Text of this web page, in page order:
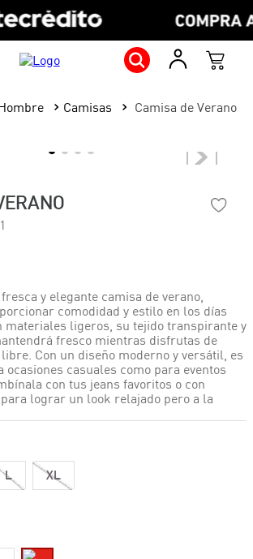
Camisas Camisa de Verano
y elegante camisa de verano,
comodidad y estilo en los días
materiales ligeros, su tejido transpirante y
fresco mientras disfrutas de
Con un diseño moderno y versátil, es
ocasiones casuales como para eventos
con tus jeans favoritos o con
lograr un look relajado pero a la
L XL